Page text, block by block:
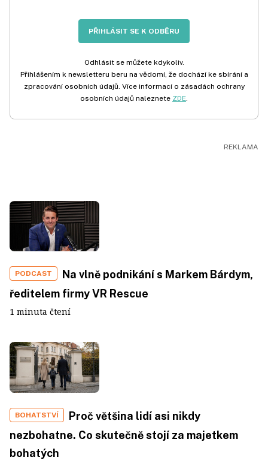
PŘIHLÁSIT SE K ODBĚRU
Odhlásit se můžete kdykoliv.
Přihlášením k newsletteru beru na vědomí, že dochází ke sbírání a
zpracování osobních údajů. Více informací o zásadách ochrany
osobních údajů naleznete ZDE
PODCAST
Na vlně podnikání s Markem Bárdym,
ředitelem firmy VR Rescue
1 minuta čtení
BOHATSTVÍ
Proč většina lidí asi nikdy
nezbohatne. Co skutečně stojí za majetkem
bohatých